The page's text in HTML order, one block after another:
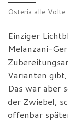
Osteria alle
Einziger
Melanzani-
Varianten
Das war aber
der Zwiebel,
offenbar